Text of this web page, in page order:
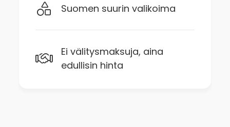
Suomen suurin valikoima
Ei välitysmaksuja, aina
edullisin hinta